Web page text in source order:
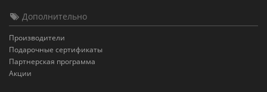
Дополнительно
Производители
Подарочные сертификаты
Партнерская программа
Акции